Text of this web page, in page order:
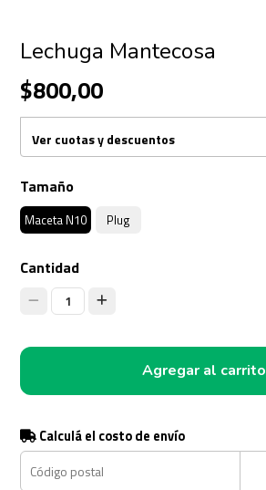
Lechuga Mantecosa
$800,00
Ver cuotas y descuentos
Tamaño
Maceta N10 Plug
Cantidad
1
Agregar al carrito
Calculá el costo de envío